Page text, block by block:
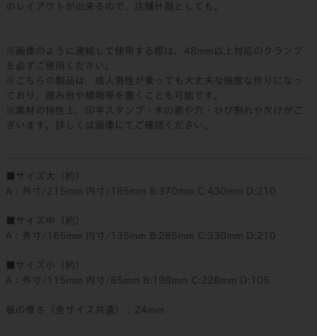
のレイアウトが出来るので、店舗什器としても。
※画像のように連結して使用する際は、48mm以上対応のクランプ
を必ずご使用ください。
※こちらの製品は、成人男性が乗っても大丈夫な強度な作りになっ
ており、踏み台や植物等を置くことも可能です。
※素材の特性上、印字スタンプ・木の節や穴・ひび割れや欠けがご
ざいます。詳しくは画像にてご確認ください。
■サイズ大（約）
A：外寸/215mm 内寸/185mm B:370mm C:430mm D:210
■サイズ中（約）
A：外寸/165mm 内寸/135mm B:285mm C:330mm D:210
■サイズ小（約）
A：外寸/115mm 内寸/85mm B:198mm C:228mm D:105
板の厚さ（全サイズ共通）：24mm